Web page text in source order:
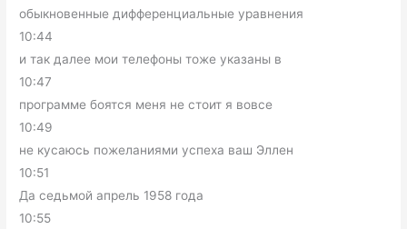
обыкновенные дифференциальные уравнения
10:44
и так далее мои телефоны тоже указаны в
10:47
программе боятся меня не стоит я вовсе
10:49
не кусаюсь пожеланиями успеха ваш Эллен
10:51
Да седьмой апрель 1958 года
10:55